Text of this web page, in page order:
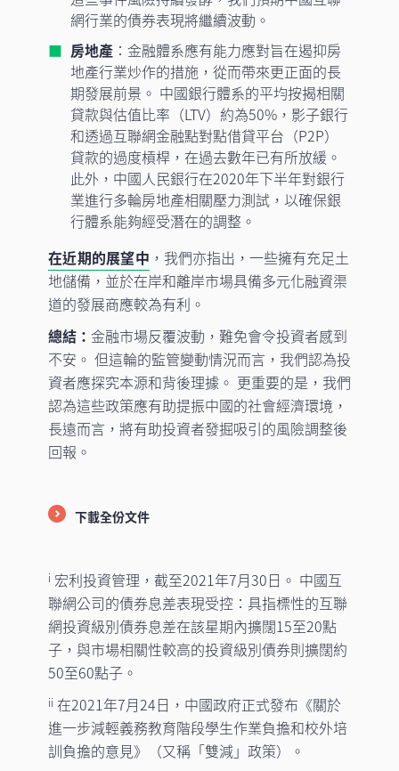
網行業的債券表現將繼續波動。
房地產：金融體系應有能力應對旨在遏抑房
地產行業炒作的措施，從而帶來更正面的長
期發展前景。 中國銀行體系的平均按揭相關
貸款與估值比率（LTV）約為50%，影子銀行
和透過互聯網金融點對點借貸平台（P2P）
貸款的過度槓桿，在過去數年已有所放緩。
此外，中國人民銀行在2020年下半年對銀行
業進行多輪房地產相關壓力測試，以確保銀
行體系能夠經受潛在的調整。
在近期的展望中 ，我們亦指出，一些擁有充足土
地儲備，並於在岸和離岸市場具備多元化融資渠
道的發展商應較為有利。
總結： 金融市場反覆波動，難免會令投資者感到
不安。 但這輪的監管變動情況而言，我們認為投
資者應探究本源和背後理據。 更重要的是，我們
認為這些政策應有助提振中國的社會經濟環境，
長遠而言，將有助投資者發掘吸引的風險調整後
回報。
下載全份文件
i 宏利投資管理，截至2021年7月30日。 中國互
聯網公司的債券息差表現受控：具指標性的互聯
網投資級別債券息差在該星期內擴闊15至20點
子，與市場相關性較高的投資級別債券則擴闊約
50至60點子。
ii 在2021年7月24日，中國政府正式發布《關於
進一步減輕義務教育階段學生作業負擔和校外培
訓負擔的意見》（又稱「雙減」政策）。